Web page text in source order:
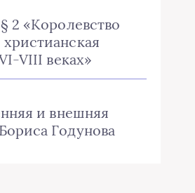
2 «Королевство
VIII веках»
и внешняя
Годунова